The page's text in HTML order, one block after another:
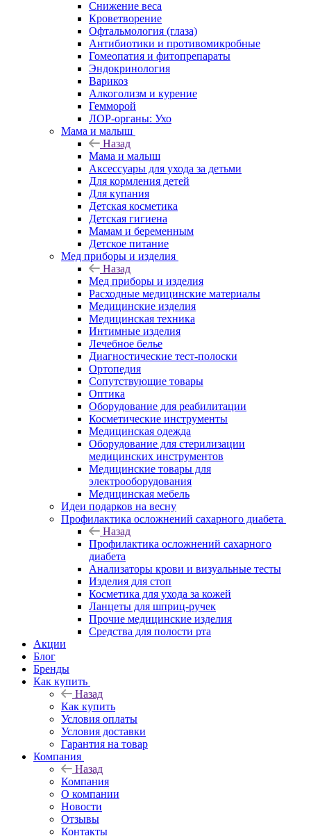
Снижение веса
Кроветворение
Офтальмология (глаза)
Антибиотики и противомикробные
Гомеопатия и фитопрепараты
Эндокринология
Варикоз
Алкоголизм и курение
Гемморой
ЛОР-органы: Ухо
Мама и малыш
Назад
Мама и малыш
Аксессуары для ухода за детьми
Для кормления детей
Для купания
Детская косметика
Детская гигиена
Мамам и беременным
Детское питание
Мед приборы и изделия
Назад
Мед приборы и изделия
Расходные медицинские материалы
Медицинские изделия
Медицинская техника
Интимные изделия
Лечебное белье
Диагностические тест-полоски
Ортопедия
Сопутствующие товары
Оптика
Оборудование для реабилитации
Косметические инструменты
Медицинская одежда
Оборудование для стерилизации
медицинских инструментов
Медицинские товары для
электрооборудования
Медицинская мебель
Идеи подарков на весну
Профилактика осложнений сахарного диабета
Назад
Профилактика осложнений сахарного
диабета
Анализаторы крови и визуальные тесты
Изделия для стоп
Косметика для ухода за кожей
Ланцеты для шприц-ручек
Прочие медицинские изделия
Средства для полости рта
Акции
Блог
Бренды
Как купить
Назад
Как купить
Условия оплаты
Условия доставки
Гарантия на товар
Компания
Назад
Компания
О компании
Новости
Отзывы
Контакты